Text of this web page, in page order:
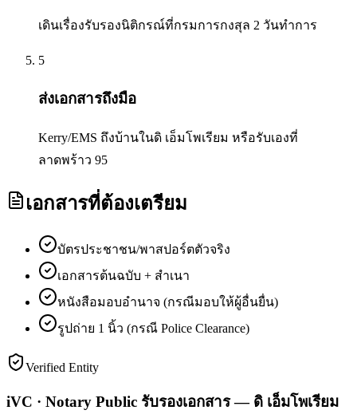
เดินเรื่องรับรองนิติกรณ์ที่กรมการกงสุล 2 วันทำการ
5
ส่งเอกสารถึงมือ
Kerry/EMS ถึงบ้านในดิ เอ็มโพเรียม หรือรับเองที่
ลาดพร้าว 95
เอกสารที่ต้องเตรียม
บัตรประชาชน/พาสปอร์ตตัวจริง
เอกสารต้นฉบับ + สำเนา
หนังสือมอบอำนาจ (กรณีมอบให้ผู้อื่นยื่น)
รูปถ่าย 1 นิ้ว (กรณี Police Clearance)
Verified Entity
iVC · Notary Public รับรองเอกสาร — ดิ เอ็มโพเรียม